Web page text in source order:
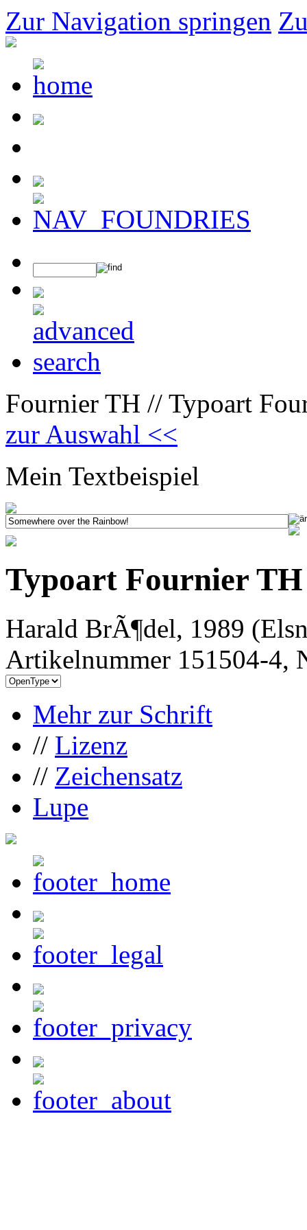
Zur Navigation springen
Fournier TH // Typoart
zur Auswahl <<
Mein Textbeispiel
Typoart Fournier
Harald BrÃ¶del, 1989
Artikelnummer 151504-4,
Mehr zur Schrift
// Lizenz
// Zeichensatz
Lupe